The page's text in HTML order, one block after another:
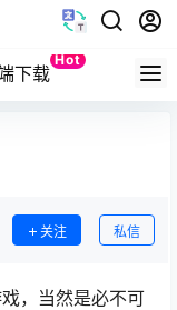
下载
Hot
Quest
关注 私信
，当然是必不可